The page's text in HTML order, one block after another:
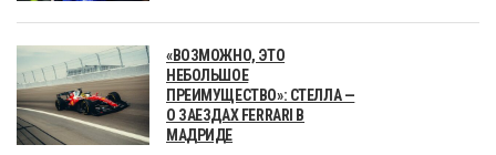
«ВОЗМОЖНО, ЭТО
НЕБОЛЬШОЕ
ПРЕИМУЩЕСТВО»: СТЕЛЛА —
О ЗАЕЗДАХ FERRARI В
МАДРИДЕ